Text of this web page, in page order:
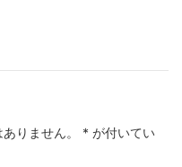
りません。 * が付いてい